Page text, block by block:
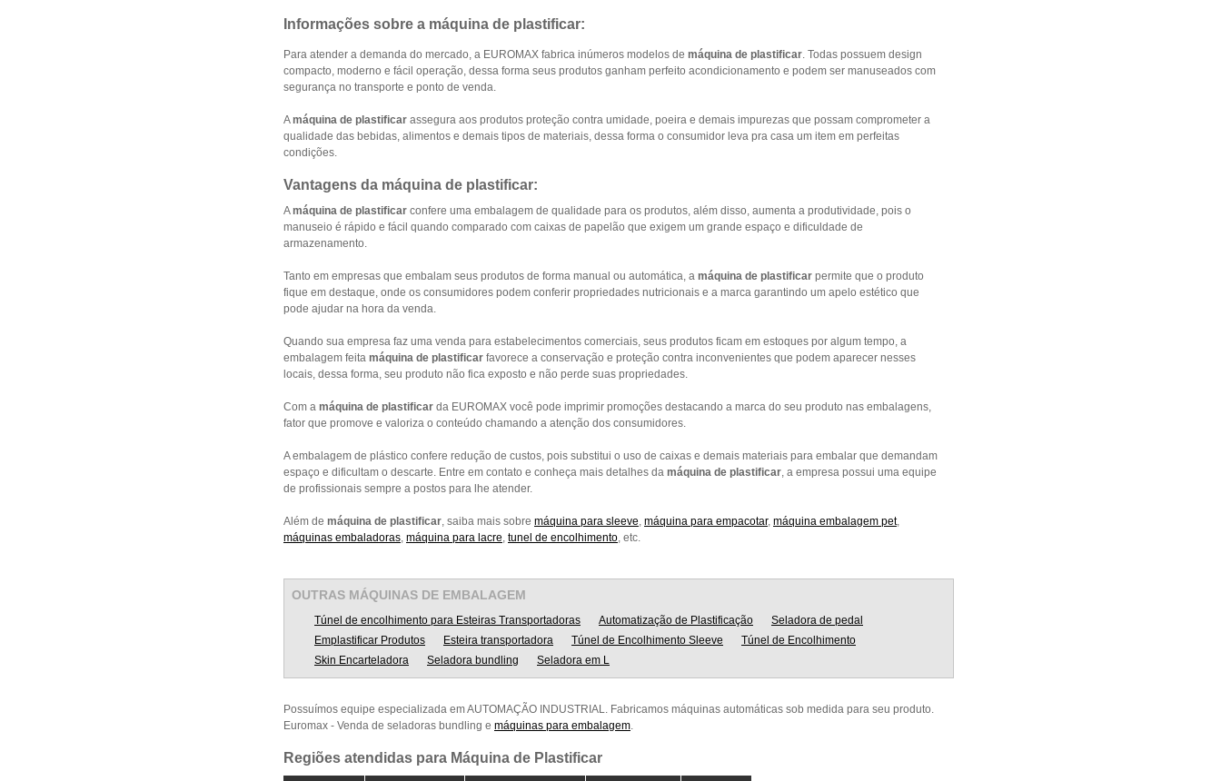
Informações sobre a máquina de plastificar:
Para atender a demanda do mercado, a EUROMAX fabrica inúmeros modelos de máquina de plastificar. Todas possuem design
compacto, moderno e fácil operação, dessa forma seus produtos ganham perfeito acondicionamento e podem ser manuseados com
segurança no transporte e ponto de venda.
Amáquina de plastificar assegura aos produtos proteção contra umidade, poeira e demais impurezas que possam comprometer a
qualidade das bebidas, alimentos e demais tipos de materiais, dessa forma o consumidor leva pra casa um item em perfeitas
condições.
Vantagens da máquina de plastificar:
Amáquina de plastificar confere uma embalagem de qualidade para os produtos, além disso, aumenta a produtividade, pois o
manuseio é rápido e fácil quando comparado com caixas de papelão que exigem um grande espaço e dificuldade de
armazenamento.
Tanto em empresas que embalam seus produtos de forma manual ou automática, a máquina de plastificar permite que o produto
fique em destaque, onde os consumidores podem conferir propriedades nutricionais e a marca garantindo um apelo estético que
pode ajudar na hora da venda.
Quando sua empresa faz uma venda para estabelecimentos comerciais, seus produtos ficam em estoques por algum tempo, a
embalagem feita máquina de plastificar favorece a conservação e proteção contra inconvenientes que podem aparecer nesses
locais, dessa forma, seu produto não fica exposto e não perde suas propriedades.
Com a máquina de plastificar da EUROMAX você pode imprimir promoções destacando a marca do seu produto nas embalagens,
fator que promove e valoriza o conteúdo chamando a atenção dos consumidores.
A embalagem de plástico confere redução de custos, pois substitui o uso de caixas e demais materiais para embalar que demandam
espaço e dificultam o descarte. Entre em contato e conheça mais detalhes da máquina de plastificar, a empresa possui uma equipe
de profissionais sempre a postos para lhe atender.
Além de máquina de plastificar, saiba mais sobre máquina para sleeve, máquina para empacotar, máquina embalagem pet,
máquinas embaladoras, máquina para lacre, tunel de encolhimento, etc.
OUTRAS MÁQUINAS DE EMBALAGEM
Túnel de encolhimento para Esteiras Transportadoras Automatização de Plastificação
Seladora de pedal
Emplastificar Produtos
Esteira transportadora Túnel de Encolhimento Sleeve
Túnel de Encolhimento
Skin Encarteladora
Seladora bundling Seladora em L
Possuímos equipe especializada em AUTOMAÇÃO INDUSTRIAL. Fabricamos máquinas automáticas sob medida para seu produto.
Euromax - Venda de seladoras bundling e máquinas para embalagem.
Regiões atendidas para Máquina de Plastificar